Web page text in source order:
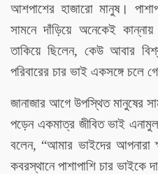
আশপাশের হাজারো মানুষ।
সামনে দাঁড়িয়ে অনেকেই
তাকিয়ে ছিলেন, কেউ আবার
পরিবারের চার ভাই একসঙ্গে চলে
জানাজার আগে উপস্থিত মানুষের
পড়েন একমাত্র জীবিত ভাই
বলেন, “আমার ভাইদের আপনারা
কবরস্থানে পাশাপাশি চার ভাইকে